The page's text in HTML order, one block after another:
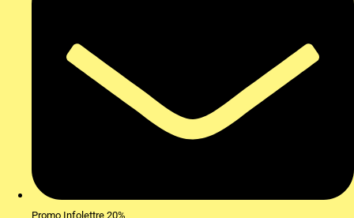
Promo Infolettre 20%